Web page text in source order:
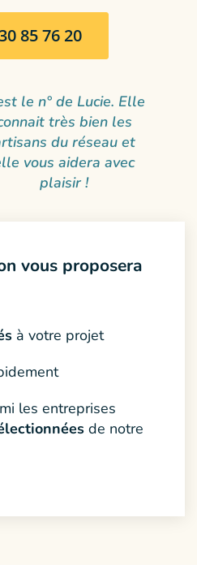
vous proposera
à votre projet
les entreprises
de notre
85 76 20
le n° de Lucie. Elle
très bien les
du réseau et
vous aidera avec
plaisir !